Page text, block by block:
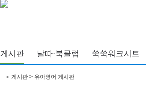
게시판 날따·북클럽 쑥쑥워크시트
> 게시판> 유아영어 게시판